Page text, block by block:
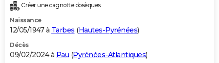
Créer une cagnotte obsèques
Naissance
12/05/1947 à Tarbes (Hautes-Pyrénées)
Décès
09/02/2024 à Pau (Pyrénées-Atlantiques)